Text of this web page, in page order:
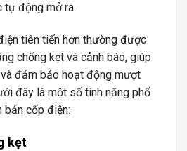
tự động mở ra.
tiên tiến hơn thường được
chống kẹt và cảnh báo, giúp
đảm bảo hoạt động mượt
đây là một số tính năng phổ
bản cốp điện:
kẹt